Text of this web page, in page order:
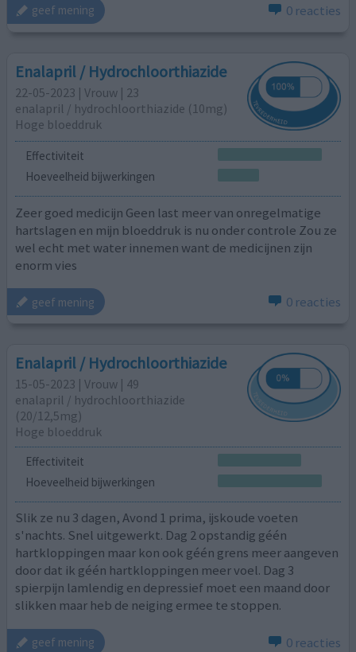
geef mening 0 reacties
Enalapril / Hydrochloorthiazide
22-05-2023 | Vrouw | 23
enalapril / hydrochloorthiazide (10mg)
Hoge bloeddruk
Effectiviteit
Hoeveelheid bijwerkingen
Zeer goed medicijn Geen last meer van onregelmatige
hartslagen en mijn bloeddruk is nu onder controle Zou ze
wel echt met water innemen want de medicijnen zijn
enorm vies
geef mening 0 reacties
Enalapril / Hydrochloorthiazide
15-05-2023 | Vrouw | 49
enalapril / hydrochloorthiazide
(20/12,5mg)
Hoge bloeddruk
Effectiviteit
Hoeveelheid bijwerkingen
Slik ze nu 3 dagen, Avond 1 prima, ijskoude voeten
s'nachts. Snel uitgewerkt. Dag 2 opstandig géén
hartkloppingen maar kon ook géén grens meer aangeven
door dat ik géén hartkloppingen meer voel. Dag 3
spierpijn lamlendig en depressief moet een maand door
slikken maar heb de neiging ermee te stoppen.
geef mening 0 reacties